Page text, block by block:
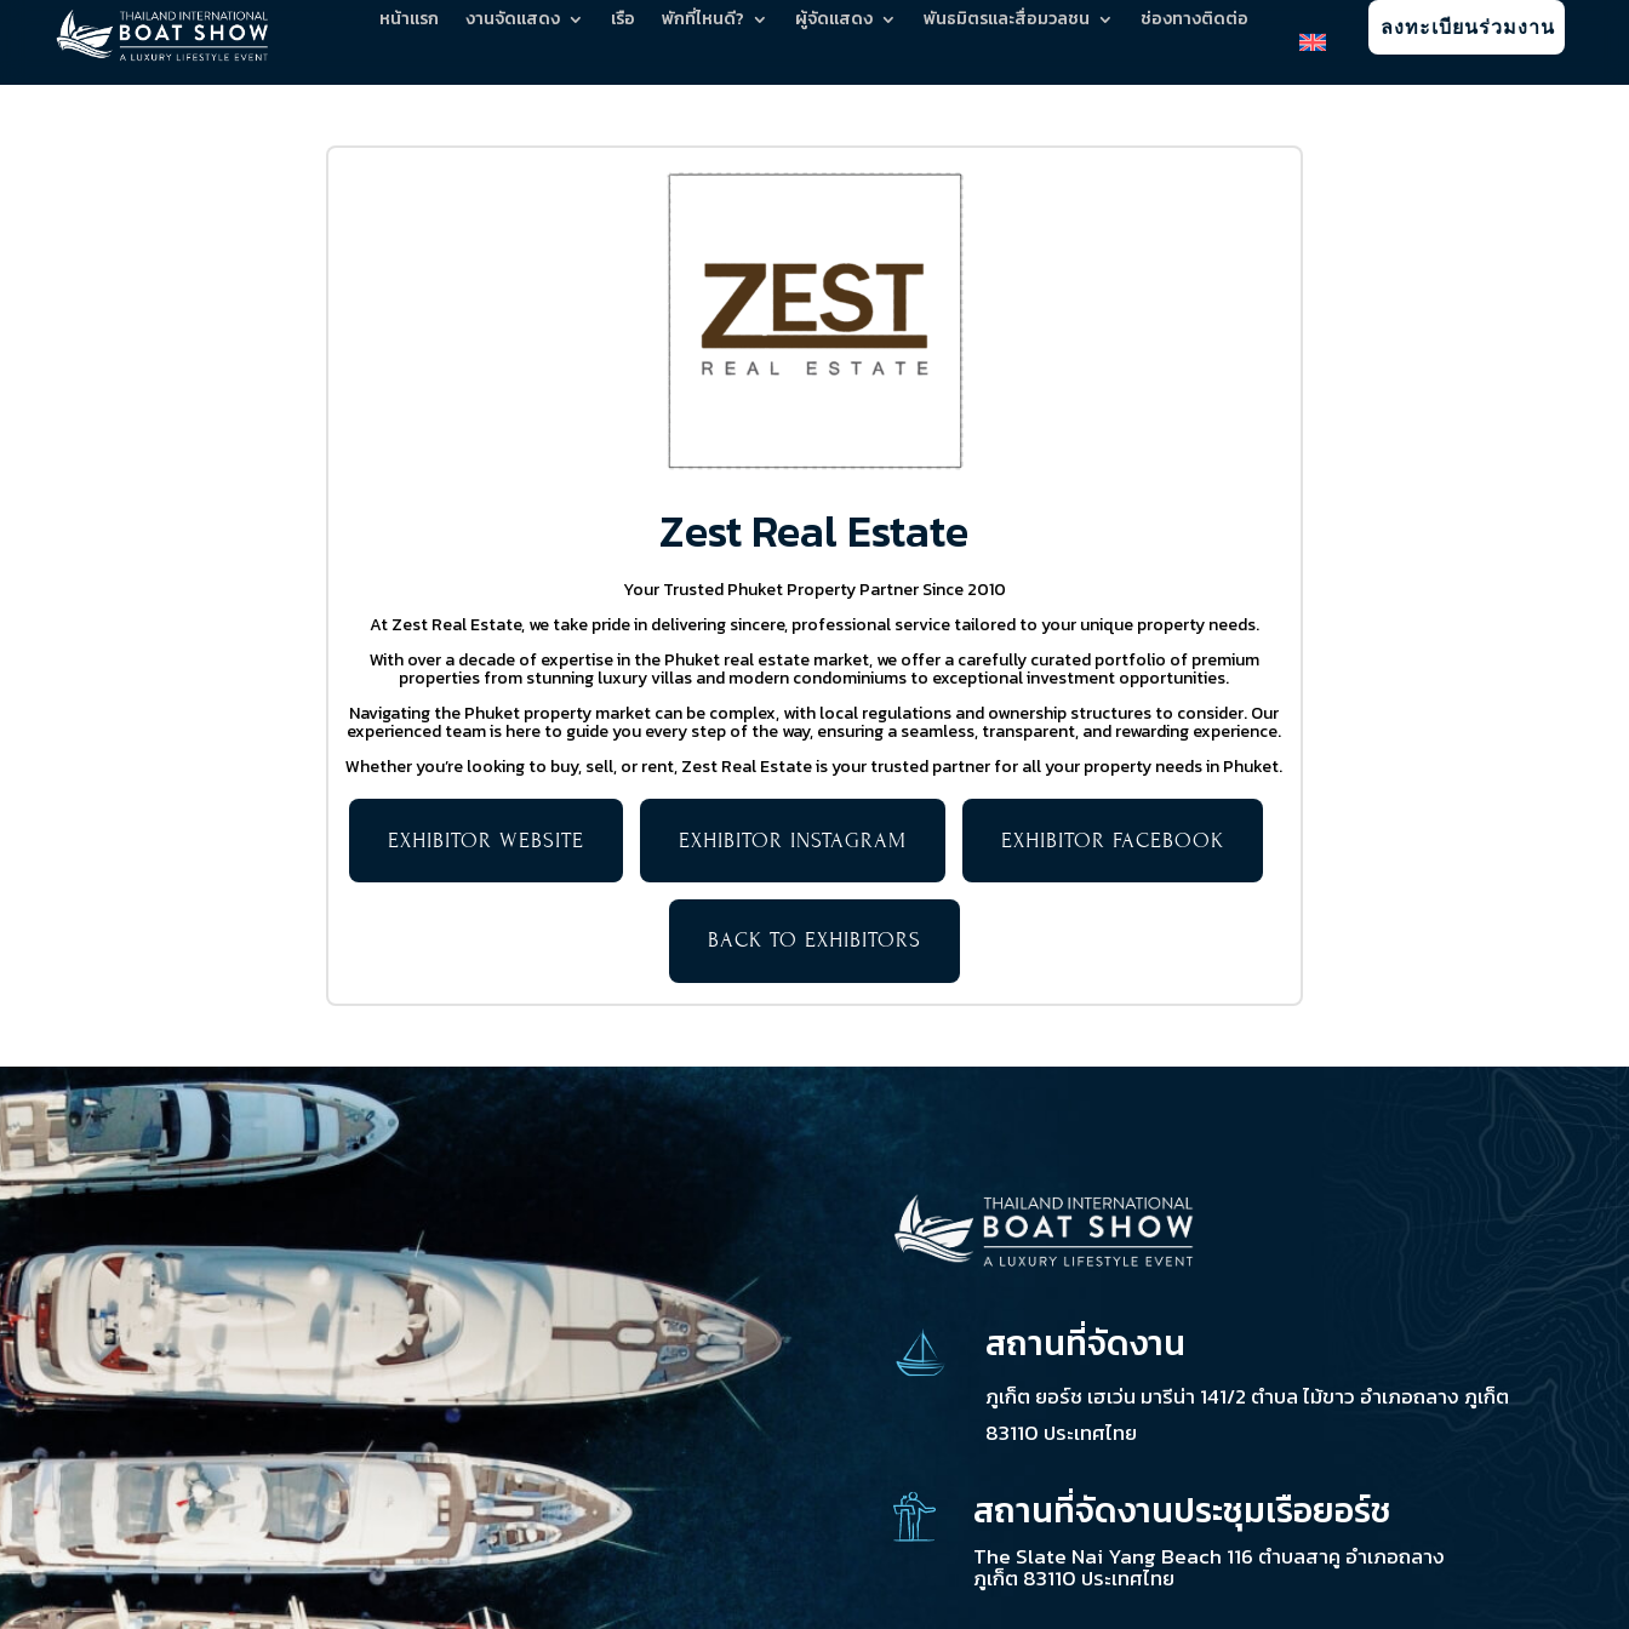
หน้าแรก งานจัดแสดง เรือ พักที่ไหนดี? ผู้จัดแสดง พันธมิตรและสื่อมวลชน ช่องทางติดต่อ ลงทะเบียนร่วมงาน
Zest Real Estate
Your Trusted Phuket Property Partner Since 2010
At Zest Real Estate, we take pride in delivering sincere, professional service tailored to your unique property needs.
With over a decade of expertise in the Phuket real estate market, we offer a carefully curated portfolio of premium
properties from stunning luxury villas and modern condominiums to exceptional investment opportunities.
Navigating the Phuket property market can be complex, with local regulations and ownership structures to consider. Our
experienced team is here to guide you every step of the way, ensuring a seamless, transparent, and rewarding experience.
Whether you’re looking to buy, sell, or rent, Zest Real Estate is your trusted partner for all your property needs in Phuket.
EXHIBITOR WEBSITE EXHIBITOR INSTAGRAM EXHIBITOR FACEBOOK
BACK TO EXHIBITORS
สถานที่จัดงาน
ภูเก็ต ยอร์ช เฮเว่น มารีน่า 141/2 ตำบล ไม้ขาว อำเภอถลาง ภูเก็ต
83110 ประเทศไทย
สถานที่จัดงานประชุมเรือยอร์ช
The Slate Nai Yang Beach 116 ตำบลสาคู อำเภอถลาง
ภูเก็ต 83110 ประเทศไทย